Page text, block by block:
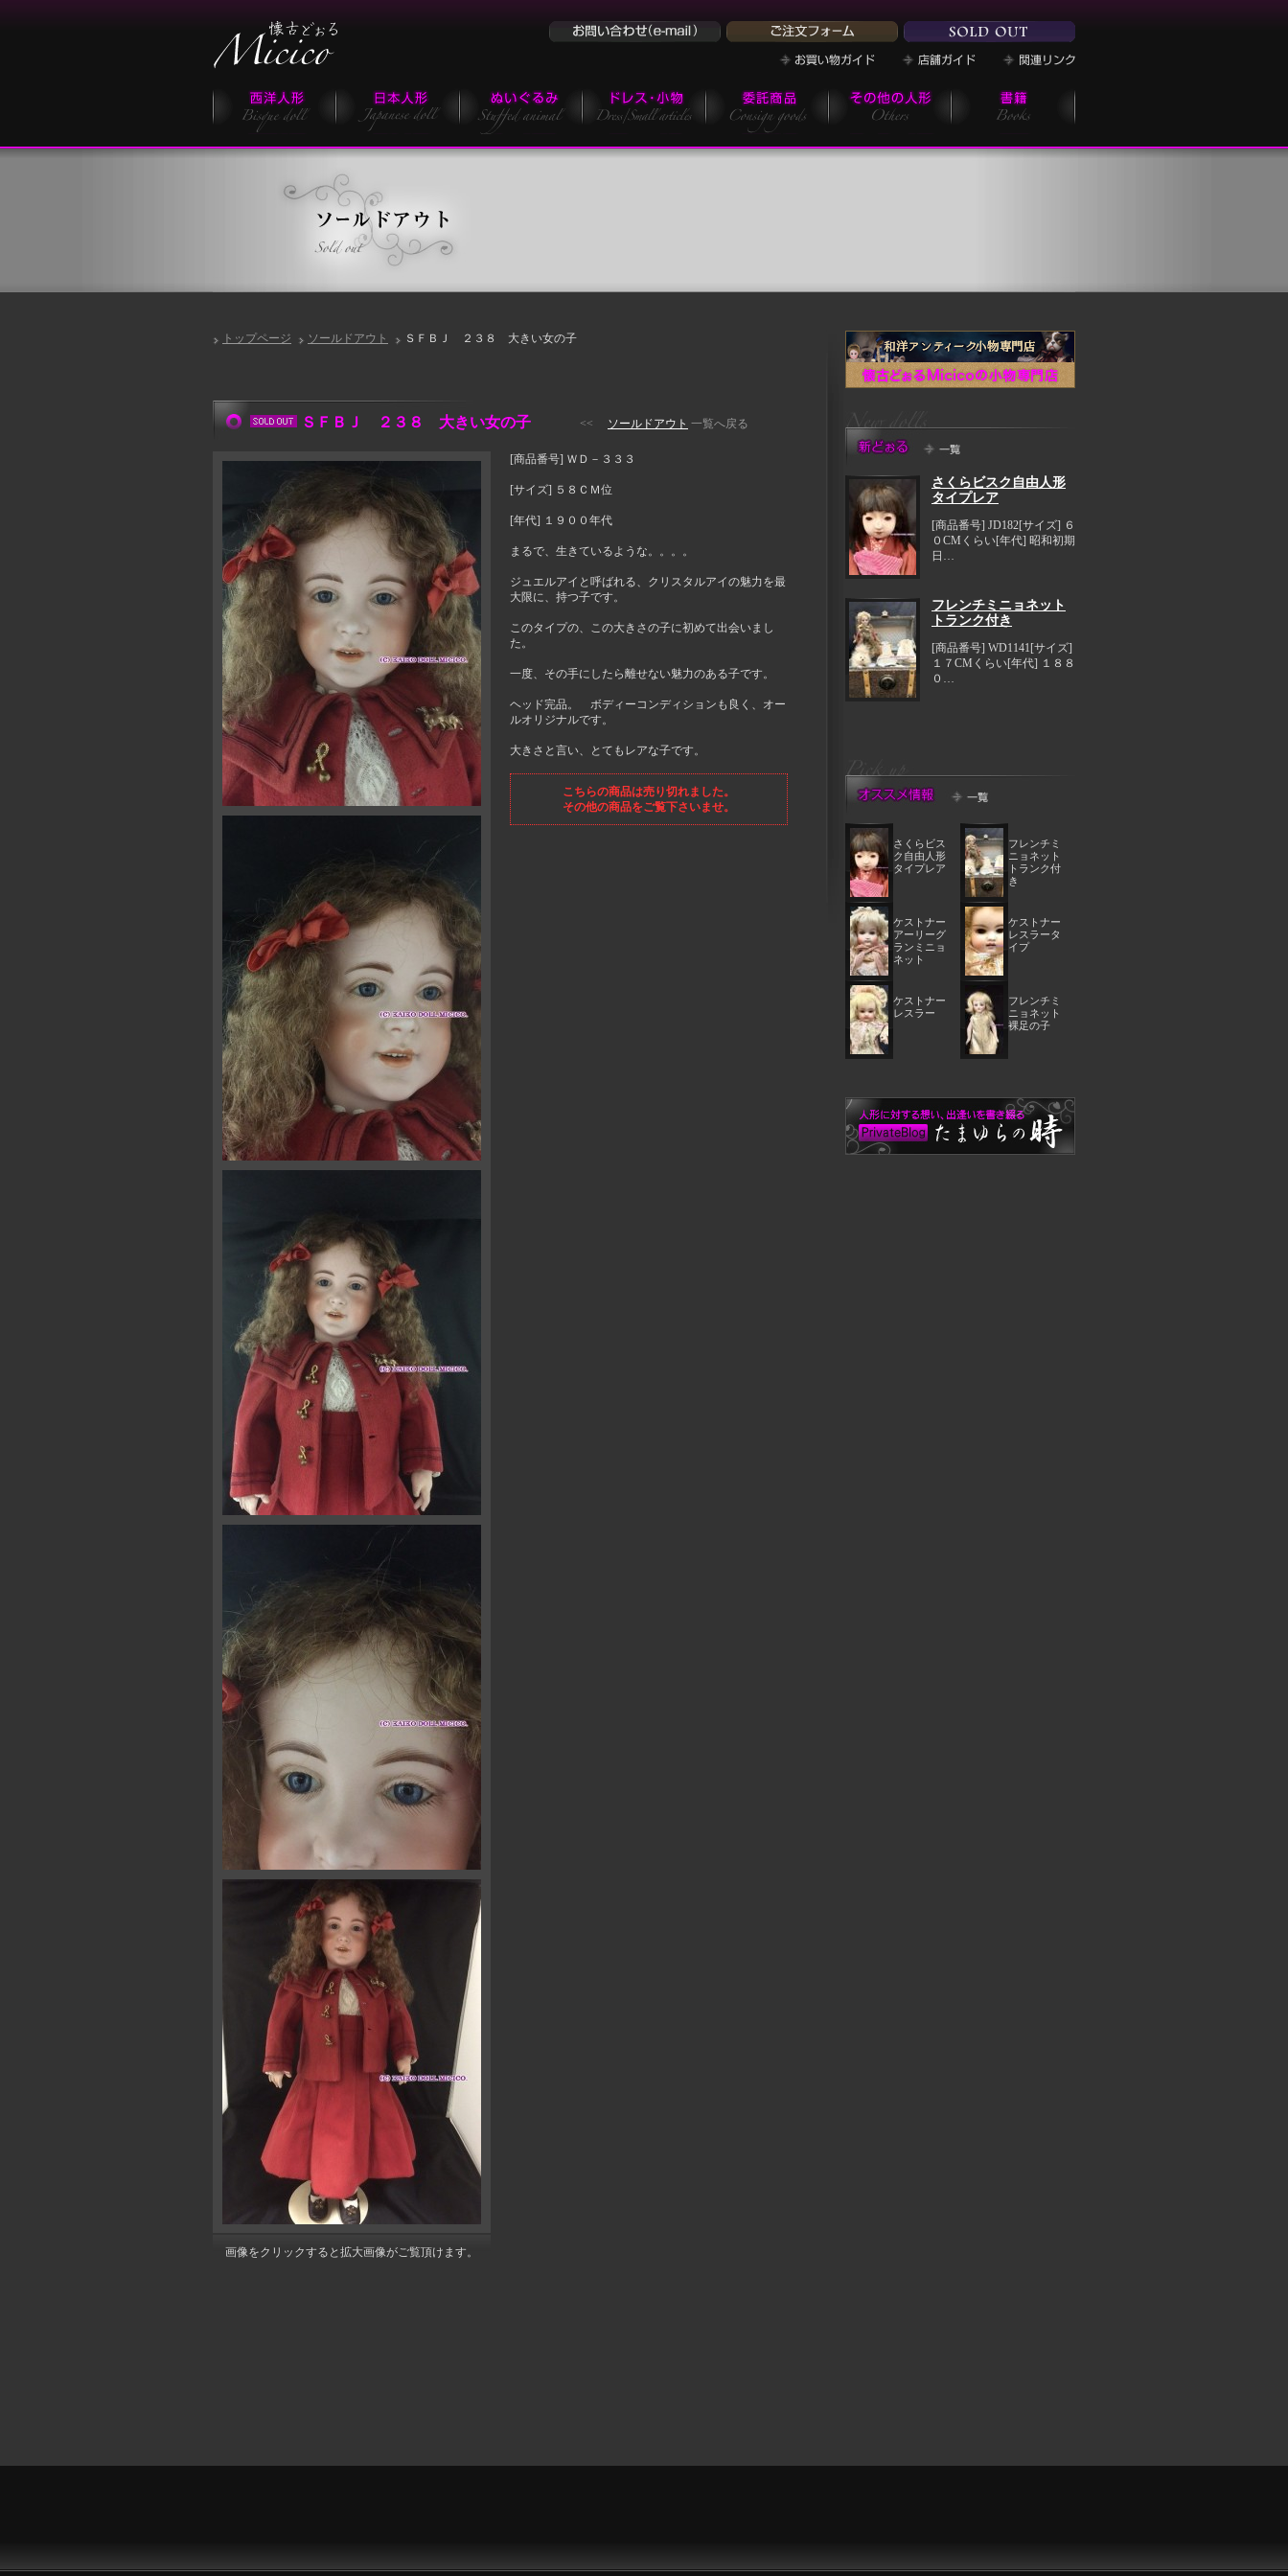
トップページ ソールドアウト ＳＦＢＪ ２３８ 大きい女の子
ＳＦＢＪ ２３８ 大きい女の子 << ソールドアウト 一覧へ戻る
[商品番号] ＷＤ－３３３
[サイズ] ５８ＣＭ位
[年代] １９００年代
まるで、生きているような。。。。
ジュエルアイと呼ばれる、クリスタルアイの魅力を最
大限に、持つ子です。
このタイプの、この大きさの子に初めて出会いまし
た。
一度、その手にしたら離せない魅力のある子です。
ヘッド完品。 ボディーコンディションも良く、オー
ルオリジナルです。
大きさと言い、とてもレアな子です。
こちらの商品は売り切れました。
その他の商品をご覧下さいませ。
画像をクリックすると拡大画像がご覧頂けます。
さくらビスク自由人形
タイプレア
[商品番号] JD182[サイズ] ６
０CMくらい[年代] 昭和初期
日…
フレンチミニョネット
トランク付き
[商品番号] WD1141[サイズ]
１７CMくらい[年代] １８８
０…
さくらビス
ク自由人形
タイプレア
フレンチミ
ニョネット
トランク付
き
ケストナー
アーリーグ
ランミニョ
ネット
ケストナー
レスラータ
イプ
ケストナー
レスラー
フレンチミ
ニョネット
裸足の子